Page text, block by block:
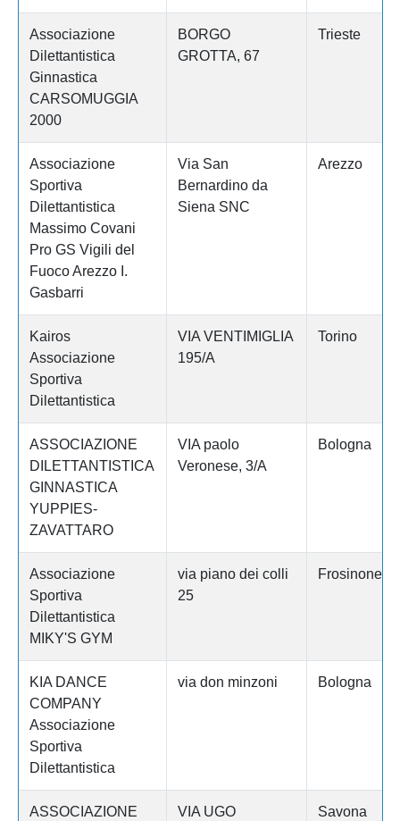
Associazione
Dilettantistica
Ginnastica
CARSOMUGGIA
2000
BORGO
GROTTA, 67
Trieste
Associazione
Sportiva
Dilettantistica
Massimo Covani
Pro GS Vigili del
Fuoco Arezzo I.
Gasbarri
Via San
Bernardino da
Siena SNC
Arezzo
Kairos
Associazione
Sportiva
Dilettantistica
VIA VENTIMIGLIA
195/A
Torino
ASSOCIAZIONE
DILETTANTISTICA
GINNASTICA
YUPPIES-
ZAVATTARO
VIA paolo
Veronese, 3/A
Bologna
Associazione
Sportiva
Dilettantistica
MIKY'S GYM
via piano dei colli
25
Frosinone
KIA DANCE
COMPANY
Associazione
Sportiva
Dilettantistica
via don minzoni Bologna
ASSOCIAZIONE
VIA UGO
Savona